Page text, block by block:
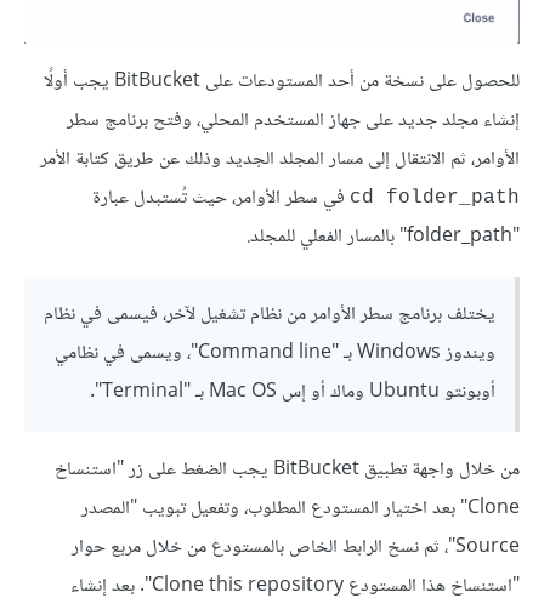
للحصول على نسخة من أحد المستودعات على BitBucket يجب أولًا
إنشاء مجلد جديد على جهاز المستخدم المحلي، وفتح برنامج سطر
الأوامر، ثم الانتقال إلى مسار المجلد الجديد وذلك عن طريق كتابة الأمر
cd folder_path في سطر الأوامر، حيث تُستبدل عبارة
"folder_path" بالمسار الفعلي للمجلد.
يختلف برنامج سطر الأوامر من نظام تشغيل لآخر، فيسمى في نظام
ويندوز Windows بـ "Command line"، ويسمى في نظامي
أوبونتو Ubuntu وماك أو إس Mac OS بـ "Terminal".
من خلال واجهة تطبيق BitBucket يجب الضغط على زر "استنساخ
Clone" بعد اختيار المستودع المطلوب، وتفعيل تبويب "المصدر
Source"، ثم نسخ الرابط الخاص بالمستودع من خلال مربع حوار
"استنساخ هذا المستودع Clone this repository". بعد إنشاء